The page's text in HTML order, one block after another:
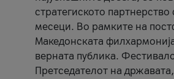
стратегиското
месеци. Во рамките на
Македонската
верната публика.
Претседателот на